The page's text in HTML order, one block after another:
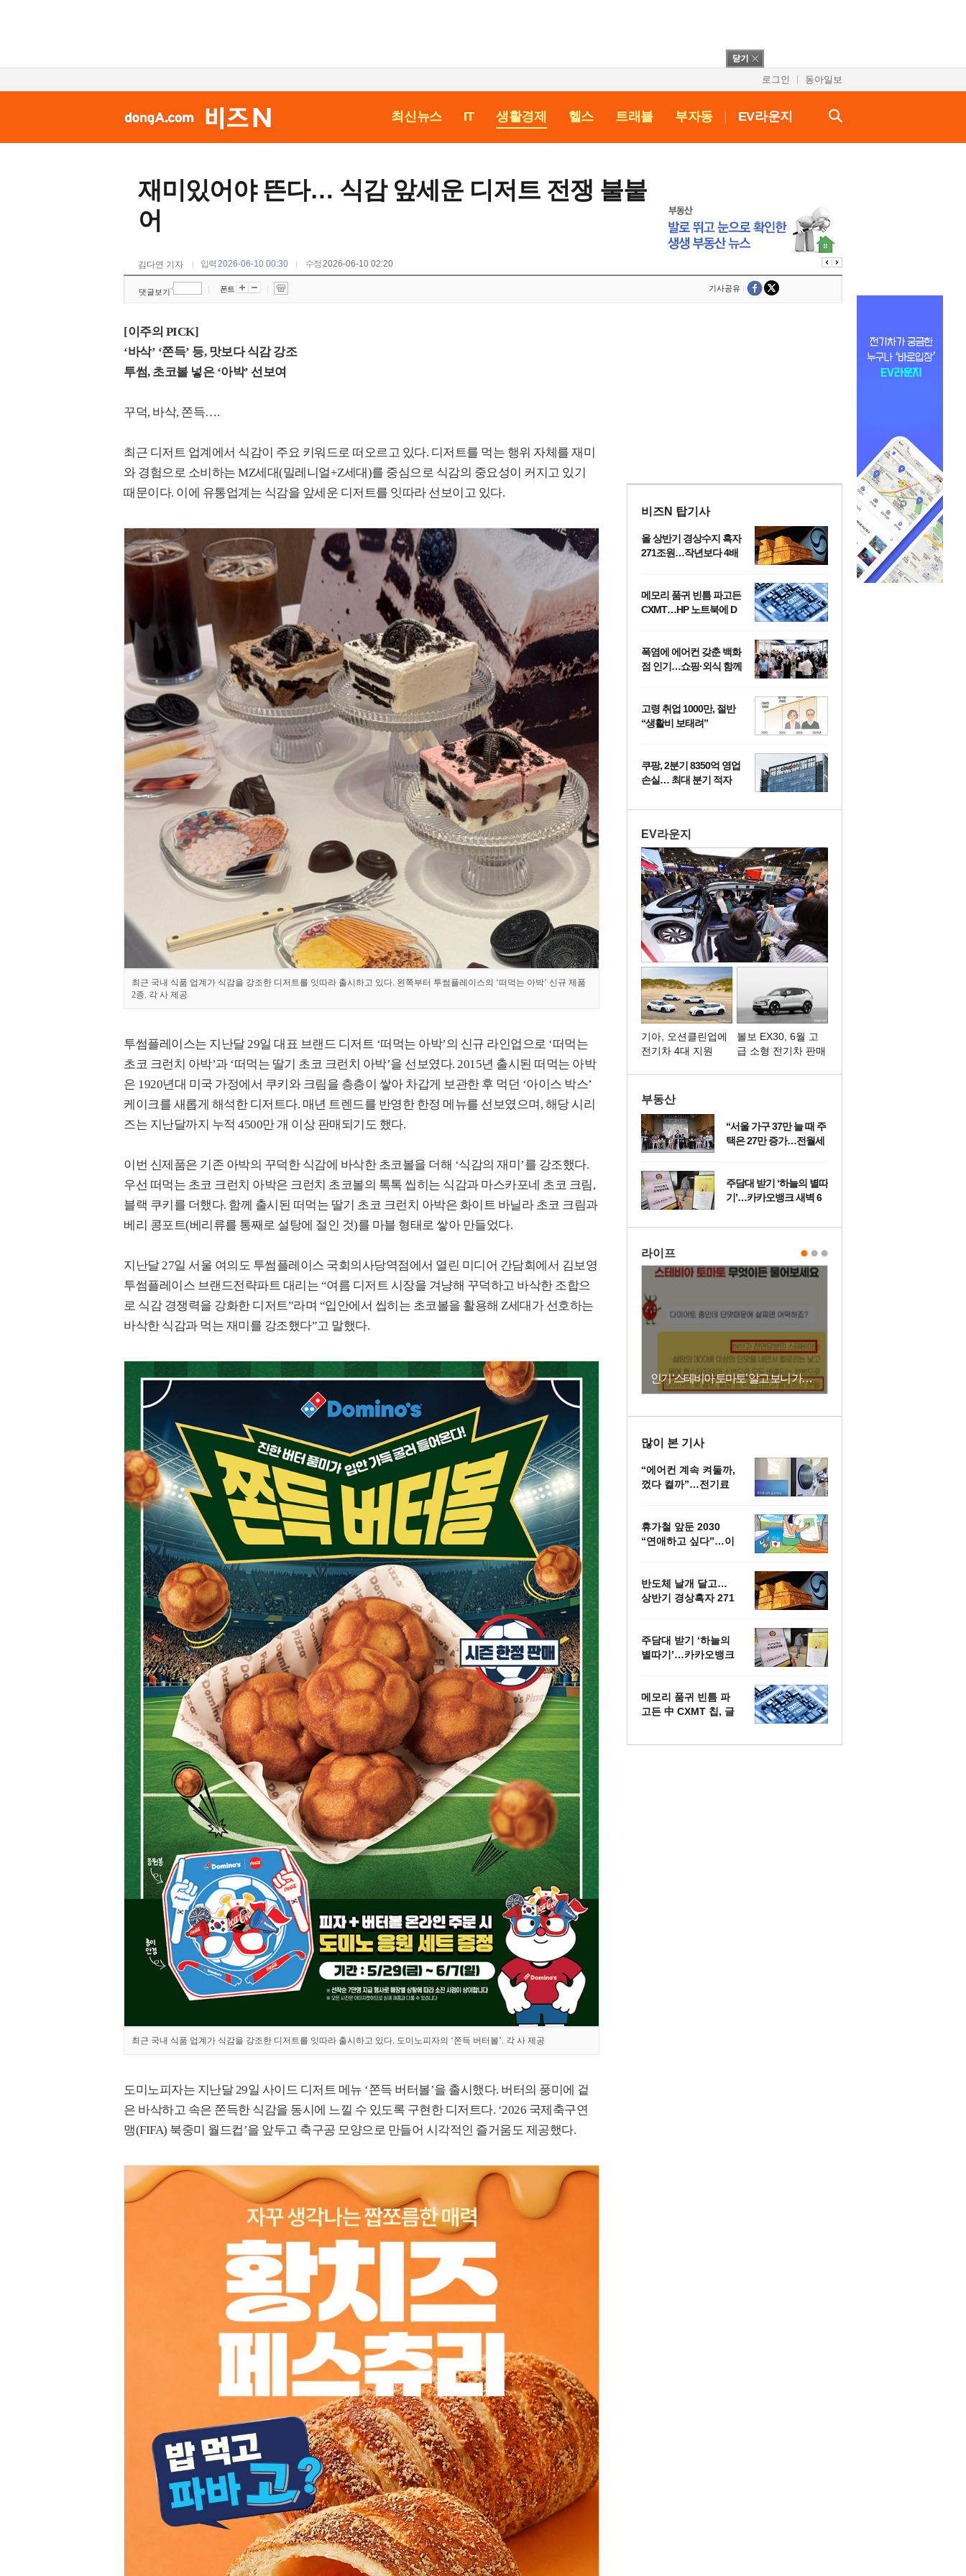
로그인 동아일보
최신뉴스 IT 생활경제 헬스 트래블 부자동 EV라운지
재미있어야 뜬다… 식감 앞세운 디저트 전쟁 불붙
어
김다연 기자 입력 2026-06-10 00:30 수정 2026-06-10 02:20
댓글보기 | 폰트 | 기사공유 |
[이주의 PICK]
‘바삭’ ‘쫀득’ 등, 맛보다 식감 강조
투썸, 초코볼 넣은 ‘아박’ 선보여
꾸덕, 바삭, 쫀득….
최근 디저트 업계에서 식감이 주요 키워드로 떠오르고 있다. 디저트를 먹는 행위 자체를 재미
와 경험으로 소비하는 MZ세대(밀레니얼+Z세대)를 중심으로 식감의 중요성이 커지고 있기
때문이다. 이에 유통업계는 식감을 앞세운 디저트를 잇따라 선보이고 있다.
최근 국내 식품 업계가 식감을 강조한 디저트를 잇따라 출시하고 있다. 왼쪽부터 투썸플레이스의 ‘떠먹는 아박’ 신규 제품
2종. 각 사 제공
투썸플레이스는 지난달 29일 대표 브랜드 디저트 ‘떠먹는 아박’의 신규 라인업으로 ‘떠먹는
초코 크런치 아박’과 ‘떠먹는 딸기 초코 크런치 아박’을 선보였다. 2015년 출시된 떠먹는 아박
은 1920년대 미국 가정에서 쿠키와 크림을 층층이 쌓아 차갑게 보관한 후 먹던 ‘아이스 박스’
케이크를 새롭게 해석한 디저트다. 매년 트렌드를 반영한 한정 메뉴를 선보였으며, 해당 시리
즈는 지난달까지 누적 4500만 개 이상 판매되기도 했다.
이번 신제품은 기존 아박의 꾸덕한 식감에 바삭한 초코볼을 더해 ‘식감의 재미’를 강조했다.
우선 떠먹는 초코 크런치 아박은 크런치 초코볼의 톡톡 씹히는 식감과 마스카포네 초코 크림,
블랙 쿠키를 더했다. 함께 출시된 떠먹는 딸기 초코 크런치 아박은 화이트 바닐라 초코 크림과
베리 콩포트(베리류를 통째로 설탕에 절인 것)를 마블 형태로 쌓아 만들었다.
지난달 27일 서울 여의도 투썸플레이스 국회의사당역점에서 열린 미디어 간담회에서 김보영
투썸플레이스 브랜드전략파트 대리는 “여름 디저트 시장을 겨냥해 꾸덕하고 바삭한 조합으
로 식감 경쟁력을 강화한 디저트”라며 “입안에서 씹히는 초코볼을 활용해 Z세대가 선호하는
바삭한 식감과 먹는 재미를 강조했다”고 말했다.
최근 국내 식품 업계가 식감을 강조한 디저트를 잇따라 출시하고 있다. 도미노피자의 ‘쫀득 버터볼’. 각 사 제공
도미노피자는 지난달 29일 사이드 디저트 메뉴 ‘쫀득 버터볼’을 출시했다. 버터의 풍미에 겉
은 바삭하고 속은 쫀득한 식감을 동시에 느낄 수 있도록 구현한 디저트다. ‘2026 국제축구연
맹(FIFA) 북중미 월드컵’을 앞두고 축구공 모양으로 만들어 시각적인 즐거움도 제공했다.
비즈N 탑기사
올 상반기 경상수지 흑자
271조원…작년보다 4배
메모리 품귀 빈틈 파고든
CXMT…HP 노트북에 D
폭염에 에어컨 갖춘 백화
점 인기…쇼핑·외식 함께
고령 취업 1000만, 절반
“생활비 보태려”
쿠팡, 2분기 8350억 영업
손실… 최대 분기 적자
EV라운지
기아, 오션클린업에
전기차 4대 지원
볼보 EX30, 6월 고
급 소형 전기차 판매
부동산
“서울 가구 37만 늘 때 주
택은 27만 증가…전월세
주담대 받기 ‘하늘의 별따
기’…카카오뱅크 새벽 6
라이프
인기 ‘스테비아 토마토’ 알고 보니 가공식품…허위광고·위생 위반 적발
많이 본 기사
“에어컨 계속 켜둘까,
껐다 켤까”…전기료
휴가철 앞둔 2030
“연애하고 싶다”…이
반도체 날개 달고…
상반기 경상흑자 271
주담대 받기 ‘하늘의
별따기’…카카오뱅크
메모리 품귀 빈틈 파
고든 中 CXMT 칩, 글